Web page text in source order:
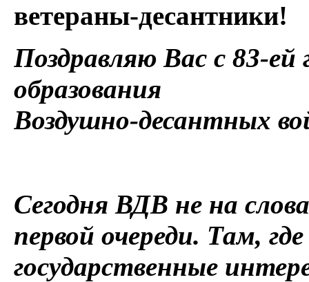
ветераны-десантники!
Поздравляю Вас с 83-ей
образования
Воздушно-десантных
Сегодня ВДВ не на
первой очереди. Там,
государственные